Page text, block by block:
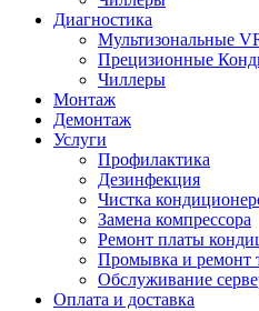
Диагностика
Мультизональные
Прецизионные
Чиллеры
Монтаж
Демонтаж
Услуги
Профилактика
Дезинфекция
Чистка
Замена компрессора
Ремонт платы
Промывка и ремонт
Обслуживание
Оплата и доставка